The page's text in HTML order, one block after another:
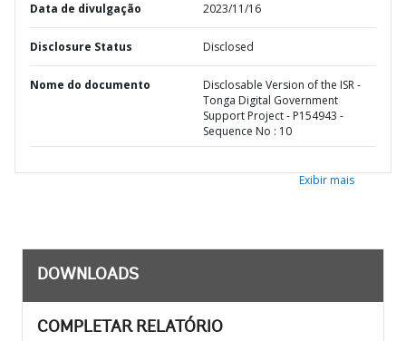
Data de divulgação 2023/11/16
Disclosure Status Disclosed
Nome do documento
Disclosable Version of the ISR -
Tonga Digital Government
Support Project - P154943 -
Sequence No : 10
Exibir mais
DOWNLOADS
COMPLETAR RELATÓRIO